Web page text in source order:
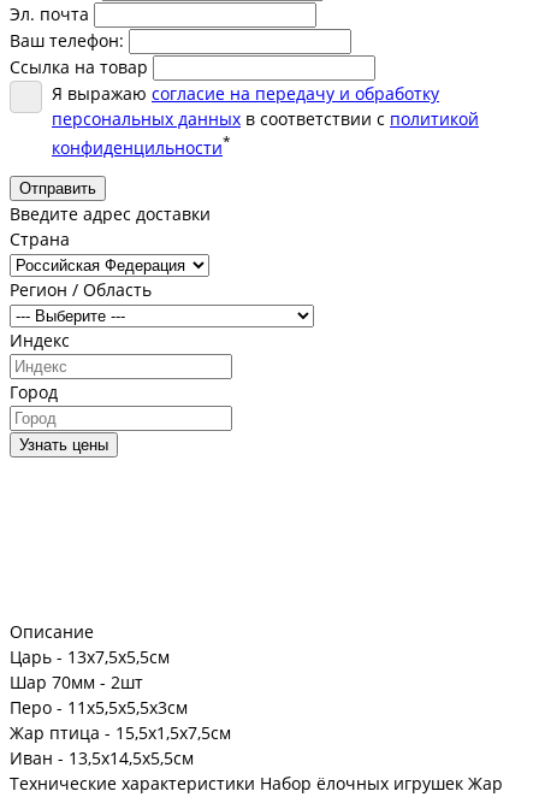
Эл. почта
Ваш телефон:
Ссылка на товар
Я выражаю согласие на передачу и обработку
персональных данных в соответствии с политикой
конфиденцильности*
Отправить
Введите адрес доставки
Страна
Регион / Область
Индекс
Город
Узнать цены
Описание
Царь - 13х7,5х5,5см
Шар 70мм - 2шт
Перо - 11х5,5х5,5х3см
Жар птица - 15,5х1,5х7,5см
Иван - 13,5х14,5х5,5см
Технические характеристики Набор ёлочных игрушек Жар